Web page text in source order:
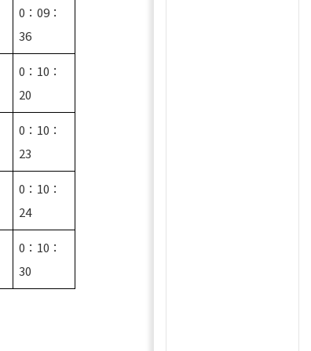
0：09：
36
0：10：
20
0：10：
23
0：10：
24
0：10：
30